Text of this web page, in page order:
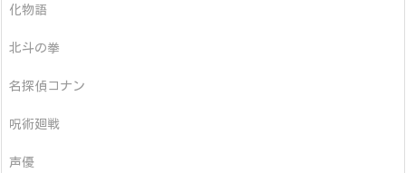
化物語
北斗の拳
名探偵コナン
呪術廻戦
声優